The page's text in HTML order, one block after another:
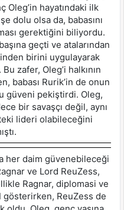
Oleg’in hayatındaki ilk
dolu olsa da, babasını
gerektiğini biliyordu.
geçti ve atalarından
birini uygulayarak
zafer, Oleg’i halkının
babası Rurik’in de onun
güveni pekiştirdi. Oleg,
bir savaşçı değil, aynı
lideri olabileceğini
her daim güvenebileceği
ve Lord ReuZess,
Ragnar, diplomasi ve
gösterirken, ReuZess de